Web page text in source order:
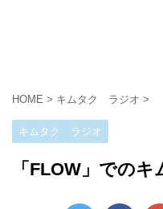
HOME > キムタク ラジオ >
キムタク ラジオ
「FLOW」での